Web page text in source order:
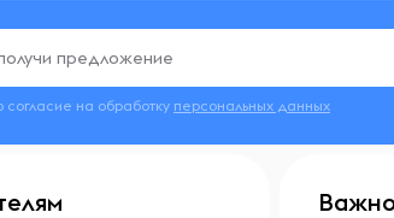
на обработку персональных данных